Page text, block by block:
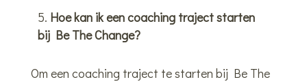
Hoe kan ik een coaching traject starten
bij Be The Change?
Om een coaching traject te starten bij Be The